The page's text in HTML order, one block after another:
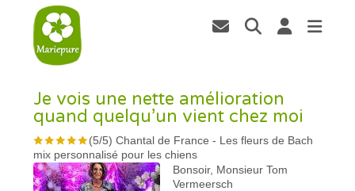
Je vois une nette amélioration
quand quelqu’un vient chez moi
(5/5)Chantal de France - Les fleurs de Bach
mix personnalisé pour les chiens
Bonsoir, Monsieur Tom
Vermeersch